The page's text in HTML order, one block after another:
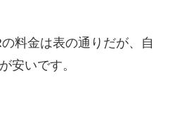
料金は表の通りだが、自
安いです。